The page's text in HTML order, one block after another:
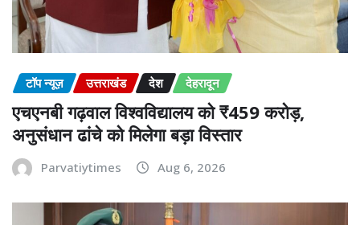
टॉप न्यूज़ उत्तराखंड देश देहरादून
एचएनबी गढ़वाल विश्वविद्यालय को ₹459 करोड़,
अनुसंधान ढांचे को मिलेगा बड़ा विस्तार
Parvatiytimes Aug 6, 2026